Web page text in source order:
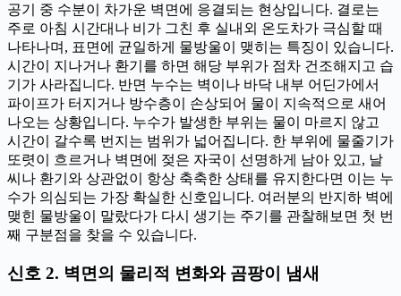
공기 중 수분이 차가운 벽면에 응결되는 현상입니다. 결로는
주로 아침 시간대나 비가 그친 후 실내외 온도차가 극심할 때
나타나며, 표면에 균일하게 물방울이 맺히는 특징이 있습니다.
시간이 지나거나 환기를 하면 해당 부위가 점차 건조해지고 습
기가 사라집니다. 반면 누수는 벽이나 바닥 내부 어딘가에서
파이프가 터지거나 방수층이 손상되어 물이 지속적으로 새어
나오는 상황입니다. 누수가 발생한 부위는 물이 마르지 않고
시간이 갈수록 번지는 범위가 넓어집니다. 한 부위에 물줄기가
또렷이 흐르거나 벽면에 젖은 자국이 선명하게 남아 있고, 날
씨나 환기와 상관없이 항상 축축한 상태를 유지한다면 이는 누
수가 의심되는 가장 확실한 신호입니다. 여러분의 반지하 벽에
맺힌 물방울이 말랐다가 다시 생기는 주기를 관찰해보면 첫 번
째 구분점을 찾을 수 있습니다.
신호 2. 벽면의 물리적 변화와 곰팡이 냄새